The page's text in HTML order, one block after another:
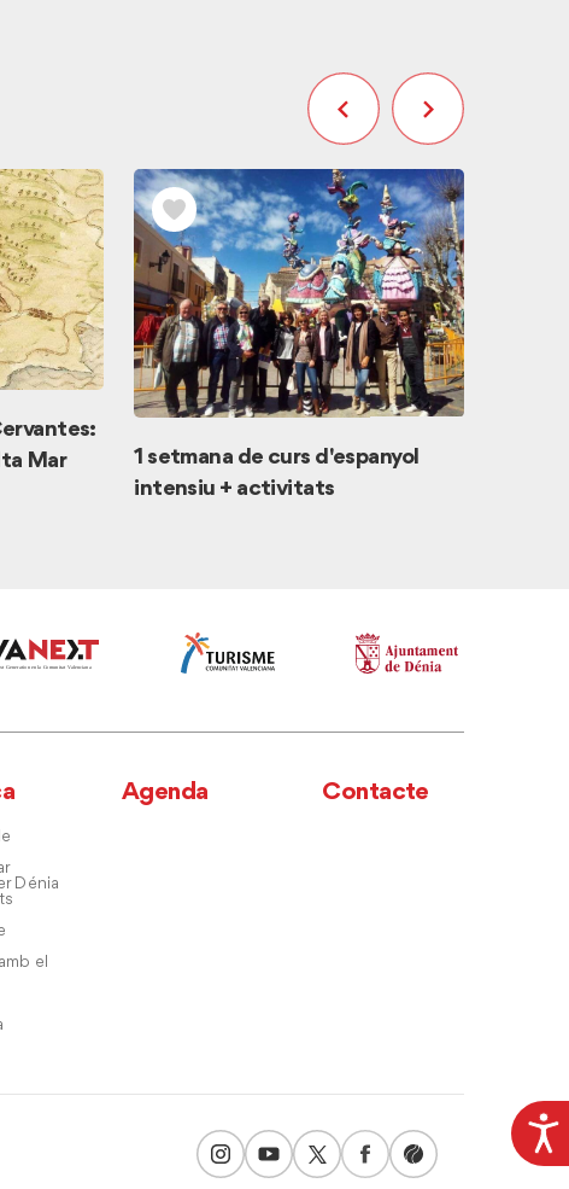
Mar
1 setmana de curs d'espanyol
intensiu + activitats
Dénia
el
Agenda Contacte